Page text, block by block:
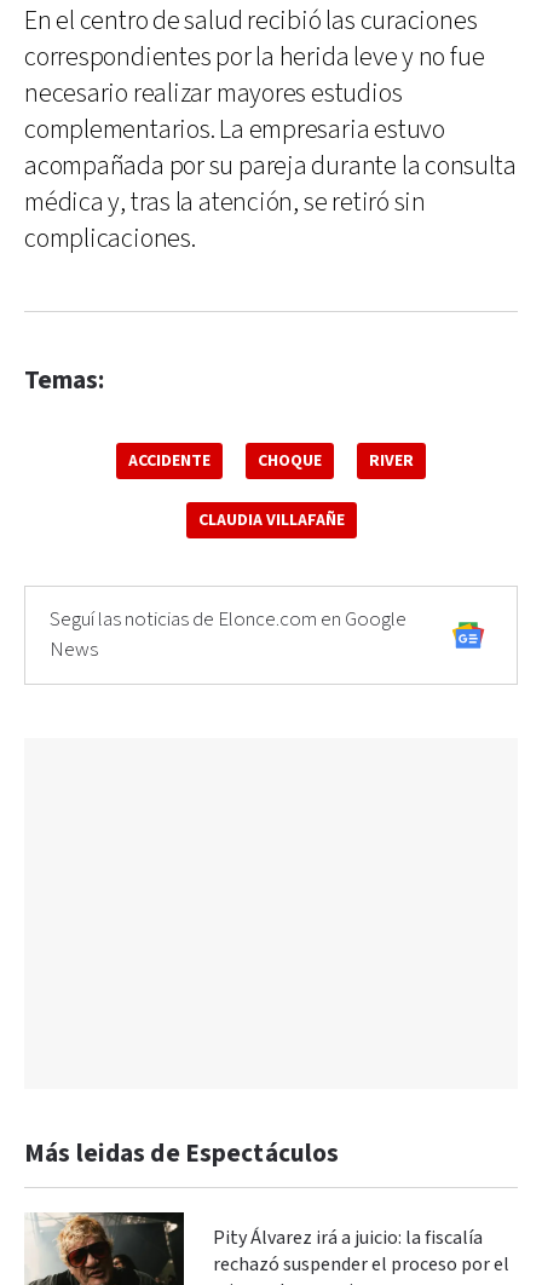
En el centro de salud recibió las curaciones
correspondientes por la herida leve y no fue
necesario realizar mayores estudios
complementarios. La empresaria estuvo
acompañada por su pareja durante la consulta
médica y, tras la atención, se retiró sin
complicaciones.
Temas:
ACCIDENTE CHOQUE RIVER
CLAUDIA VILLAFAÑE
Seguí las noticias de Elonce.com en Google
News
Más leidas de Espectáculos
Pity Álvarez irá a juicio: la fiscalía
rechazó suspender el proceso por el